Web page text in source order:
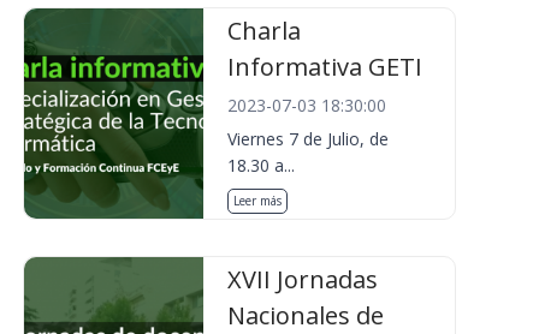
Charla
Informativa GETI
2023-07-03 18:30:00
Viernes 7 de Julio, de
18.30 a...
Leer más
XVII Jornadas
Nacionales de